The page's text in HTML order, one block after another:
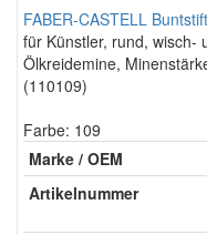
FABER-CASTELL
für Künstler, rund, wisch-
Ölkreidemine,
(110109)
Farbe: 109
Marke / OEM
Artikelnummer